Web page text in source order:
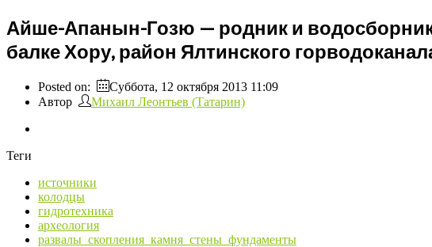
Айше-Апанын-Гозю — родник и
балке Хору, район Ялтинского
Posted on:
Суббота, 12 октября 2013 11:09
Автор
Михаил Леонтьев (Татарин)
Теги
источники
колодцы
гидротехника
археология
развалы_скопления_камня_стены_фундаменты